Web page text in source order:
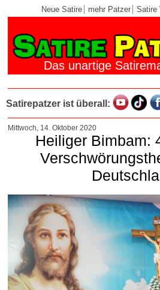
Neue Satire mehr Patzer Satire
Das unartige
Satirepatzer ist überall:
Mittwoch, 14. Oktober 2020
Heiliger Bimbam: